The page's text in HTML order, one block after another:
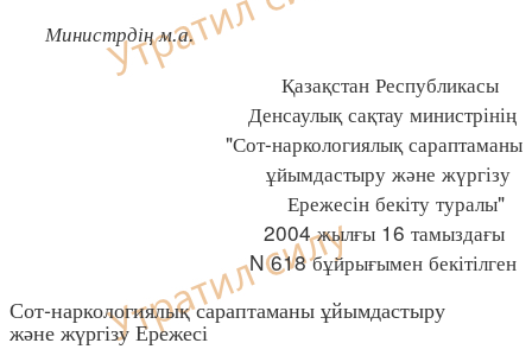
Министрдің м.а.
Қазақстан Республикасы
Денсаулық сақтау министрінің
"Сот-наркологиялық сараптаманы
ұйымдастыру және жүргізу
Ережесін бекіту туралы"
2004 жылғы 16 тамыздағы
N 618 бұйрығымен бекітілген
Сот-наркологиялық сараптаманы ұйымдастыру
және жүргізу Ережесі